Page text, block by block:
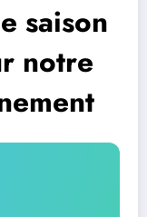
saison
notre